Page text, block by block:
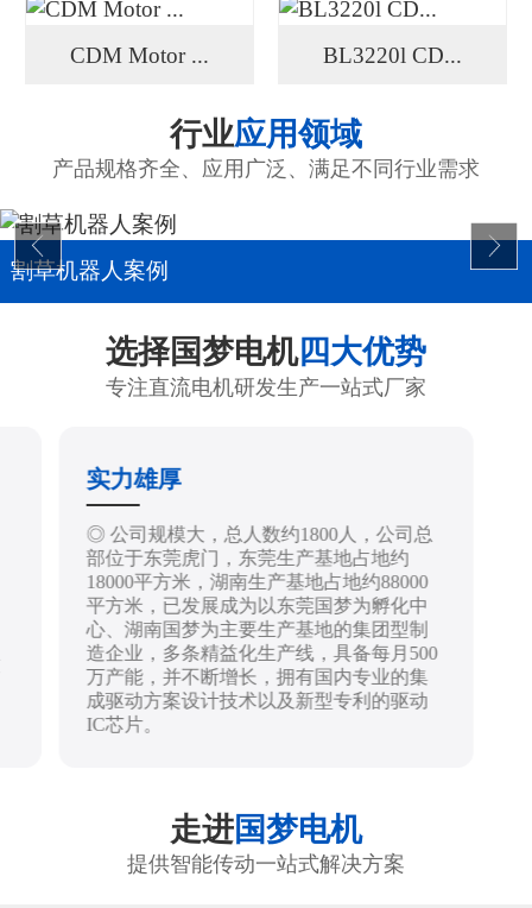
CDM Motor ... BL3220l CD...
行业应用领域
产品规格齐全、应用广泛、满足不同行业需求
割草机器人案例
选择国梦电机四大优势
专注直流电机研发生产一站式厂家
实力雄厚
◎ 公司规模大，总人数约1800人，公司总
部位于东莞虎门，东莞生产基地占地约
18000平方米，湖南生产基地占地约88000
平方米，已发展成为以东莞国梦为孵化中
心、湖南国梦为主要生产基地的集团型制
造企业，多条精益化生产线，具备每月500
万产能，并不断增长，拥有国内专业的集
成驱动方案设计技术以及新型专利的驱动
IC芯片。
走进国梦电机
提供智能传动一站式解决方案